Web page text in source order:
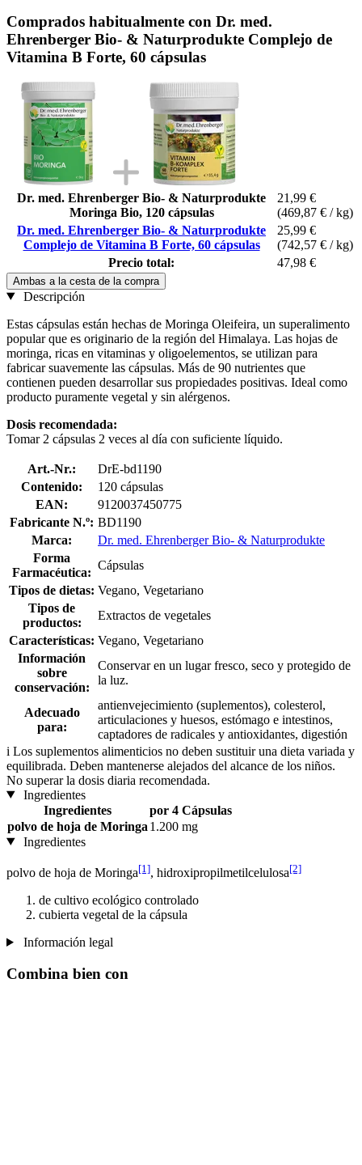
Comprados habitualmente con Dr. med.
Ehrenberger Bio- & Naturprodukte Complejo de
Vitamina B Forte, 60 cápsulas
Dr. med. Ehrenberger Bio- & Naturprodukte
Moringa Bio, 120 cápsulas
21,99 €
(469,87 € / kg)
Dr. med. Ehrenberger Bio- & Naturprodukte
Complejo de Vitamina B Forte, 60 cápsulas
25,99 €
(742,57 € / kg)
Precio total:
47,98 €
Ambas a la cesta de la compra
Descripción
Estas cápsulas están hechas de Moringa Oleifeira, un superalimento
popular que es originario de la región del Himalaya. Las hojas de
moringa, ricas en vitaminas y oligoelementos, se utilizan para
fabricar suavemente las cápsulas. Más de 90 nutrientes que
contienen pueden desarrollar sus propiedades positivas. Ideal como
producto puramente vegetal y sin alérgenos.
Dosis recomendada:
Tomar 2 cápsulas 2 veces al día con suficiente líquido.
Art.-Nr.:
DrE-bd1190
Contenido:
120 cápsulas
EAN:
9120037450775
Fabricante N.º: BD1190
Marca:
Dr. med. Ehrenberger Bio- & Naturprodukte
Forma
Farmacéutica:
Cápsulas
Tipos de dietas: Vegano, Vegetariano
Tipos de
productos:
Extractos de vegetales
Características: Vegano, Vegetariano
Información
sobre
conservación:
Conservar en un lugar fresco, seco y protegido de
la luz.
Adecuado
para:
antienvejecimiento (suplementos), colesterol,
articulaciones y huesos, estómago e intestinos,
captadores de radicales y antioxidantes, digestión
i Los suplementos alimenticios no deben sustituir una dieta variada y
equilibrada. Deben mantenerse alejados del alcance de los niños.
No superar la dosis diaria recomendada.
Ingredientes
Ingredientes
por 4 Cápsulas
polvo de hoja de Moringa 1.200 mg
Ingredientes
polvo de hoja de Moringa[1], hidroxipropilmetilcelulosa[2]
de cultivo ecológico controlado
cubierta vegetal de la cápsula
Información legal
Combina bien con